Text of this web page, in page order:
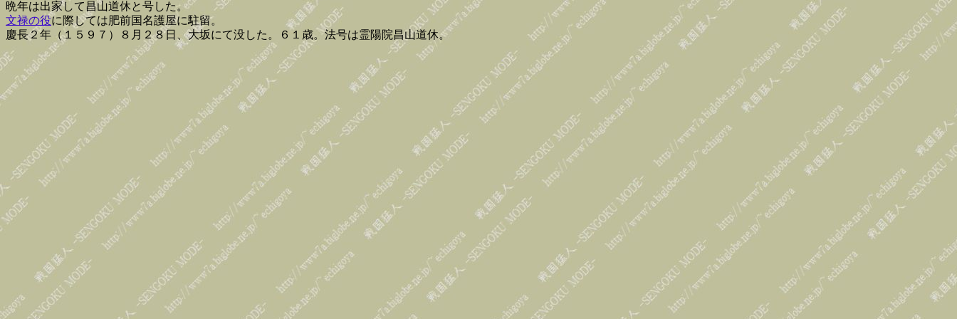
晩年は出家して昌山道休と号した。
文禄の役に際しては肥前国名護屋に駐留。
慶長２年（１５９７）８月２８日、大坂にて没した。６１歳。法号は霊陽院昌山道休。